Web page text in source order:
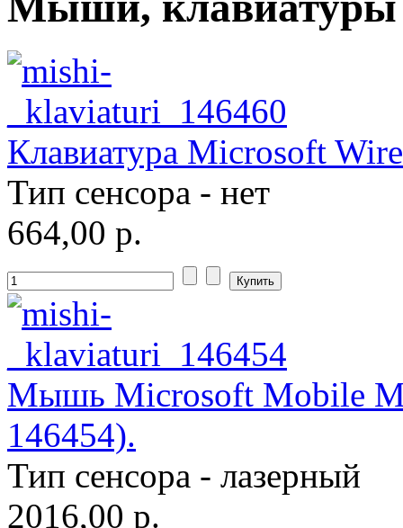
Microsoft(21)
Modecom
Motorola
Msi
Mytab
Ncomputing
Nec
Nexus(1)
Pcland-4u
Pegatron
Pipo
Pixus
Pleomax(1)
Клавиатура Microsoft
Тип сенсора - нет
664,00 р.
Мышь Microsoft Mobile
146454).
Тип сенсора - лазерный
2016,00 р.